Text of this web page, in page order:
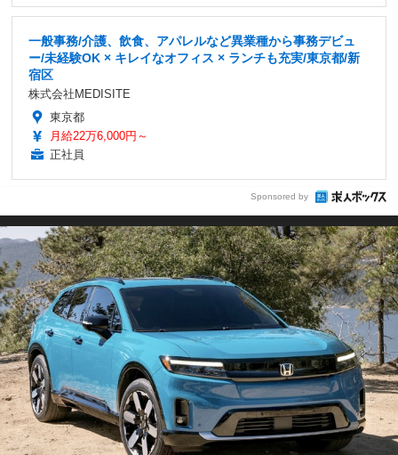
一般事務/介護、飲食、アパレルなど異業種から事務デビュ
ー/未経験OK × キレイなオフィス × ランチも充実/東京都/新
宿区
株式会社MEDISITE
東京都
月給22万6,000円～
正社員
Sponsored by